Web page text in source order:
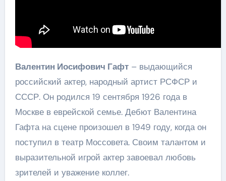
Валентин Иосифович Гафт– выдающийся
российский актер, народный артист РСФСР и
СССР. Он родился 19 сентября 1926 года в
Москве в еврейской семье. Дебют Валентина
Гафта на сцене произошел в 1949 году, когда он
поступил в театр Моссовета. Своим талантом и
выразительной игрой актер завоевал любовь
зрителей и уважение коллег.